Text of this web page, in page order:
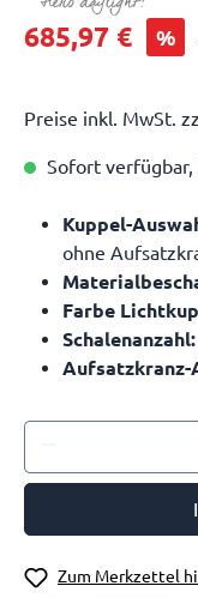
685,97 € %
Preise inkl. MwSt.
Sofort
Kuppel-
ohne
Farbe
Schalenanzahl:
Aufsatzkranz-
Zum Merkzettel